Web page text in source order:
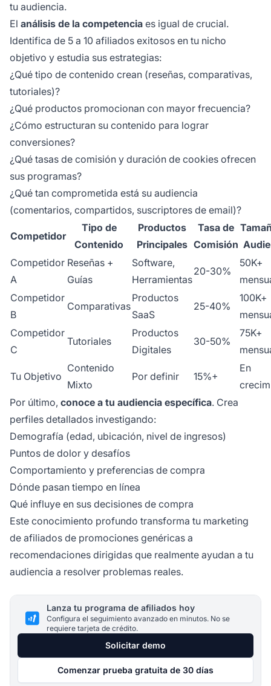
tu audiencia.
El análisis de la competencia es igual de crucial.
Identifica de 5 a 10 afiliados exitosos en tu nicho
objetivo y estudia sus estrategias:
¿Qué tipo de contenido crean (reseñas, comparativas,
tutoriales)?
¿Qué productos promocionan con mayor frecuencia?
¿Cómo estructuran su contenido para lograr
conversiones?
¿Qué tasas de comisión y duración de cookies ofrecen
sus programas?
¿Qué tan comprometida está su audiencia
(comentarios, compartidos, suscriptores de email)?
Competidor
Tipo de
Contenido
Productos
Principales
Tasa de
Comisión
Competidor
A
Reseñas +
Guías
Software,
Herramientas
20-30%
50K+
Competidor
B
Comparativas
Productos
SaaS
25-40%
100K+
Competidor
C
Tutoriales
Productos
Digitales
30-50%
75K+
Tu Objetivo
Contenido
Mixto
Por definir 15%+
En
Por último, conoce a tu audiencia específica. Crea
perfiles detallados investigando:
Demografía (edad, ubicación, nivel de ingresos)
Puntos de dolor y desafíos
Comportamiento y preferencias de compra
Dónde pasan tiempo en línea
Qué influye en sus decisiones de compra
Este conocimiento profundo transforma tu marketing
de afiliados de promociones genéricas a
recomendaciones dirigidas que realmente ayudan a tu
audiencia a resolver problemas reales.
Lanza tu programa de afiliados hoy
Configura el seguimiento avanzado en minutos. No se
requiere tarjeta de crédito.
Solicitar demo
Comenzar prueba gratuita de 30 días